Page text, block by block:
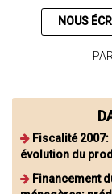
NOUS
Fiscalité
évolution du
Financement